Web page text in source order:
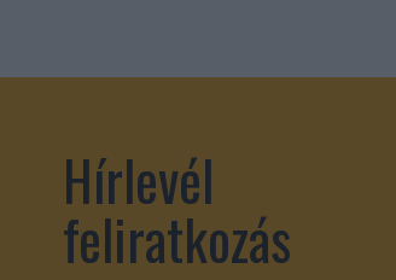
Hírlevél
feliratkozás